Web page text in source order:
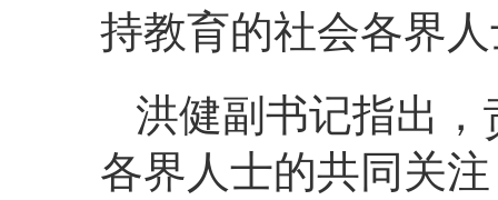
持教育的社会各界
洪健副书记指出，
各界人士的共同关注